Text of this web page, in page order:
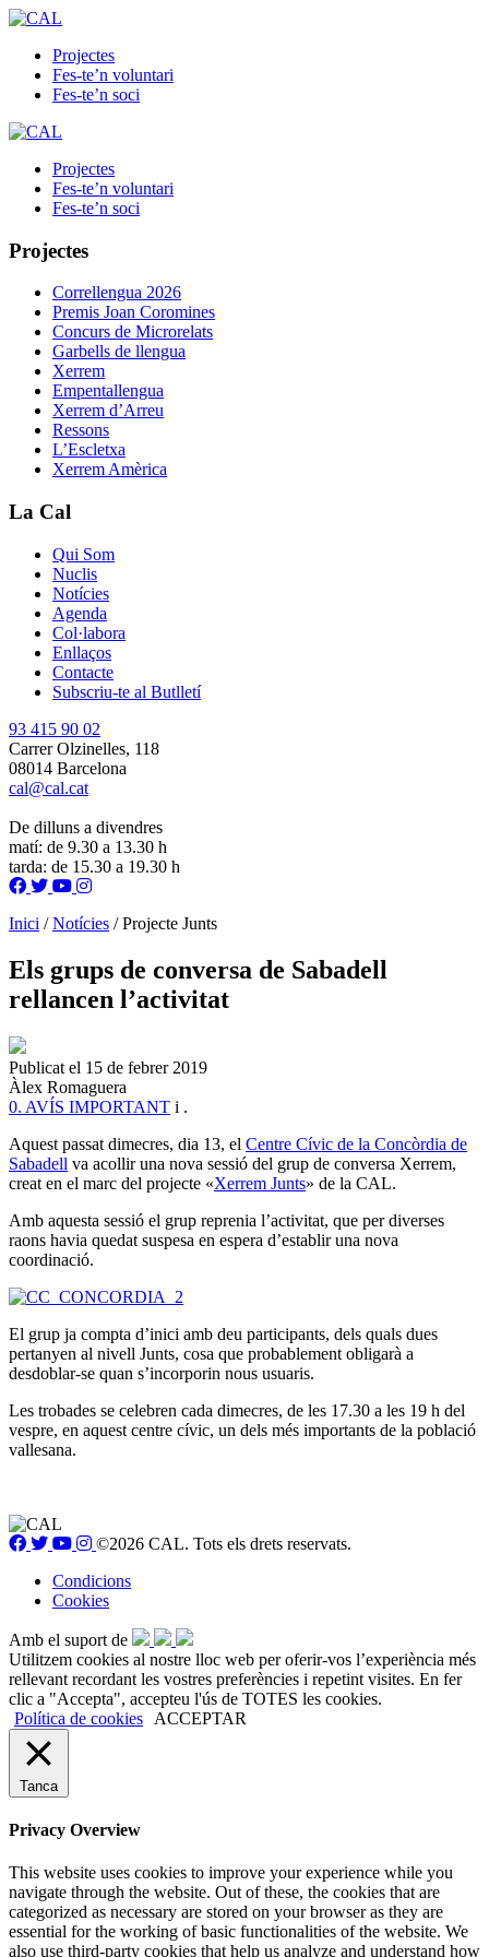
Projectes
Fes-te’n voluntari
Fes-te’n soci
Projectes
Fes-te’n voluntari
Fes-te’n soci
Projectes
Correllengua 2026
Premis Joan Coromines
Concurs de Microrelats
Garbells de llengua
Xerrem
Empentallengua
Xerrem d’Arreu
Ressons
L’Escletxa
Xerrem Amèrica
La Cal
Qui Som
Nuclis
Notícies
Agenda
Col·labora
Enllaços
Contacte
Subscriu-te al Butlletí
93 415 90 02
Carrer Olzinelles, 118
08014 Barcelona
cal@cal.cat
De dilluns a divendres
matí: de 9.30 a 13.30 h
tarda: de 15.30 a 19.30 h
Inici /Notícies /Projecte Junts
Els grups de conversa de Sabadell
rellancen l’activitat
Publicat el 15 de febrer 2019
Àlex Romaguera
0. AVÍS IMPORTANT i .
Aquest passat dimecres, dia 13, el Centre Cívic de la Concòrdia de
Sabadell va acollir una nova sessió del grup de conversa Xerrem,
creat en el marc del projecte «Xerrem Junts» de la CAL.
Amb aquesta sessió el grup reprenia l’activitat, que per diverses
raons havia quedat suspesa en espera d’establir una nova
coordinació.
El grup ja compta d’inici amb deu participants, dels quals dues
pertanyen al nivell Junts, cosa que probablement obligarà a
desdoblar-se quan s’incorporin nous usuaris.
Les trobades se celebren cada dimecres, de les 17.30 a les 19 h del
vespre, en aquest centre cívic, un dels més importants de la població
vallesana.
©2026 CAL. Tots els drets reservats.
Condicions
Cookies
Amb el suport de
Utilitzem cookies al nostre lloc web per oferir-vos l’experiència més
rellevant recordant les vostres preferències i repetint visites. En fer
clic a "Accepta", accepteu l'ús de TOTES les cookies.
Política de cookies
ACCEPTAR
Tanca
Privacy Overview
This website uses cookies to improve your experience while you
navigate through the website. Out of these, the cookies that are
categorized as necessary are stored on your browser as they are
essential for the working of basic functionalities of the website. We
also use third-party cookies that help us analyze and understand how